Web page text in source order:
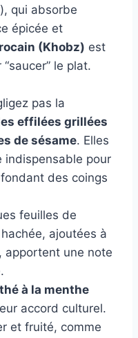
qui absorbe
épicée et
(Khobz) est
le plat.
pas la
effilées grillées
de sésame. Elles
indispensable pour
des coings
feuilles de
hachée, ajoutées à
apportent une note
thé à la menthe
accord culturel.
et fruité, comme